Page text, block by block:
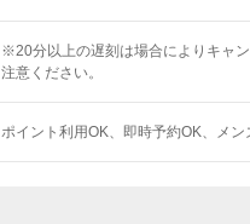
※20分以上の遅刻は場合によりキャ
注意ください。
ポイント利用OK 即時予約OK メ